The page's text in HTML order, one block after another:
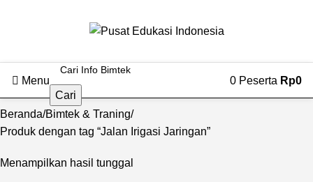
Menu
Cari
0 Peserta Rp0
Beranda Bimtek & Traning
Produk dengan tag “Jalan Irigasi Jaringan”
Menampilkan hasil tunggal